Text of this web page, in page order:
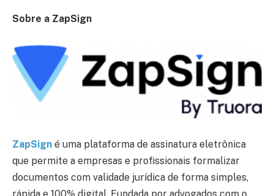
Sobre a ZapSign
ZapSign é uma plataforma de assinatura eletrônica
que permite a empresas e profissionais formalizar
documentos com validade jurídica de forma simples,